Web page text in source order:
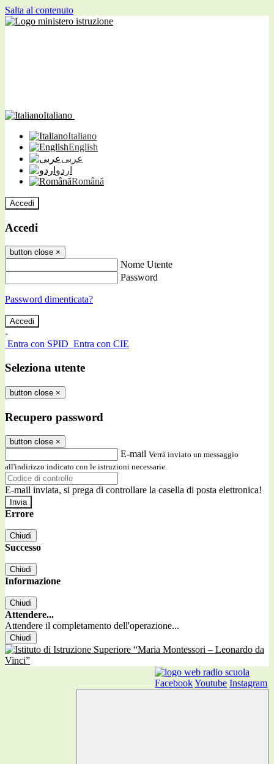
Salta al contenuto
Italiano
Italiano
English
عربى
اردو
Română
Accedi
Accedi
button close ×
Nome Utente
Password
Password dimenticata?
-
Entra con SPID Entra con CIE
Seleziona utente
button close ×
Recupero password
button close ×
E-mail Verrà inviato un messaggio
all'indirizzo indicato con le istruzioni necessarie.
E-mail inviata, si prega di controllare la casella di posta elettronica!
Errore
Chiudi
Successo
Chiudi
Informazione
Chiudi
Attendere...
Attendere il completamento dell'operazione...
Chiudi
FacebookYoutube Instagram